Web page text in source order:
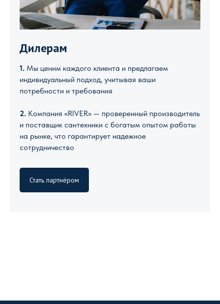
Дилерам
1. Мы ценим каждого клиента и предлагаем
индивидуальный подход, учитывая ваши
потребности и требования
2. Компания «RIVER» — проверенный производитель
и поставщик сантехники с богатым опытом работы
на рынке, что гарантирует надежное
сотрудничество
Стать партнёром